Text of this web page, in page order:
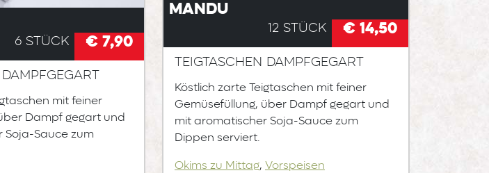
Mandu
12 Stück € 14,50
Teigtaschen dampfgegart
Köstlich zarte Teigtaschen mit feiner
Gemüsefüllung, über Dampf gegart und
mit aromatischer Soja-Sauce zum
Dippen serviert.
Okims zu Mittag, Vorspeisen
6 Stück € 7,90
dampfgegart
mit feiner
Dampf gegart und
Soja-Sauce zum